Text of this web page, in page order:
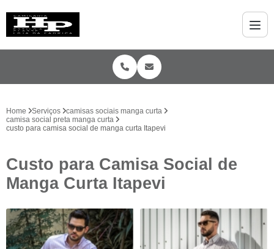
Home Serviços
camisas sociais manga curta
camisa social preta manga curta
custo para camisa social de manga curta Itapevi
Custo para Camisa Social de
Manga Curta Itapevi